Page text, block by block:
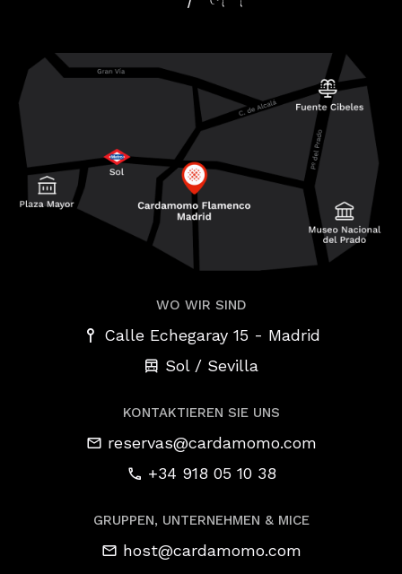
WO WIR SIND
Calle Echegaray 15 - Madrid
Sol / Sevilla
KONTAKTIEREN SIE UNS
reservas@cardamomo.com
+34 918 05 10 38
GRUPPEN, UNTERNEHMEN & MICE
host@cardamomo.com